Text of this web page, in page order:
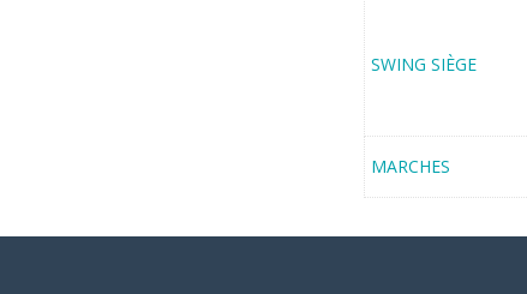
SWING SIÈGE
MARCHES